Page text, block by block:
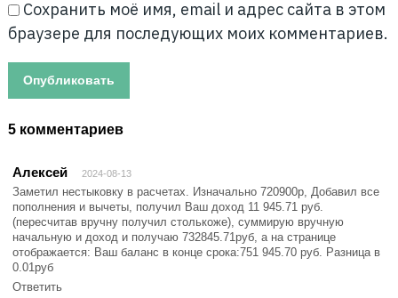
Сохранить моё имя, email и адрес сайта в этом
браузере для последующих моих комментариев.
5 комментариев
Алексей 2024-08-13
Заметил нестыковку в расчетах. Изначально 720900р, Добавил все
пополнения и вычеты, получил Ваш доход 11 945.71 руб.
(пересчитав вручну получил столькоже), суммирую вручную
начальную и доход и получаю 732845.71руб, а на странице
отображается: Ваш баланс в конце срока:751 945.70 руб. Разница в
0.01руб
Ответить